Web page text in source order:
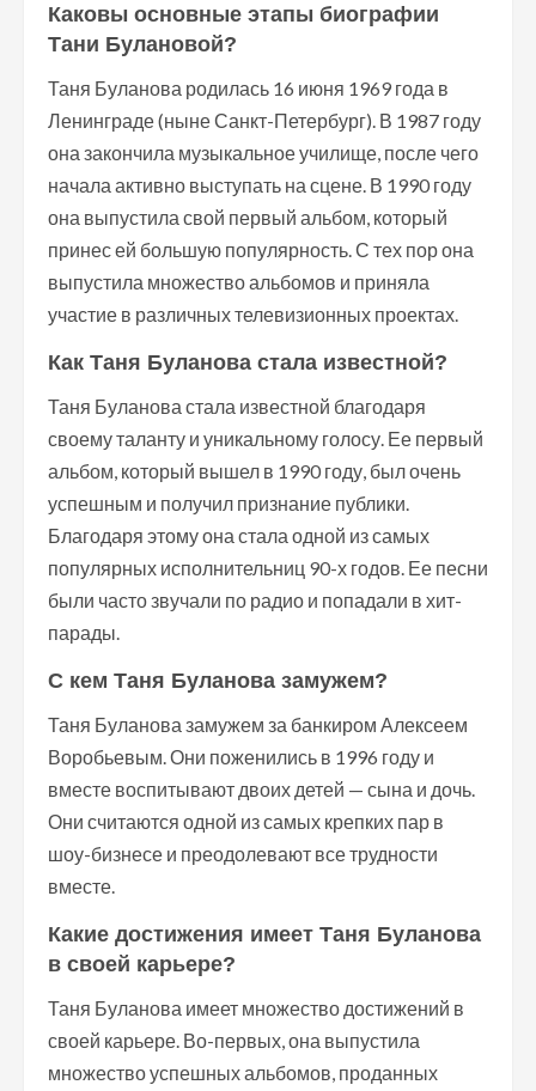
Каковы основные этапы биографии
Тани Булановой?
Таня Буланова родилась 16 июня 1969 года в
Ленинграде (ныне Санкт-Петербург). В 1987 году
она закончила музыкальное училище, после чего
начала активно выступать на сцене. В 1990 году
она выпустила свой первый альбом, который
принес ей большую популярность. С тех пор она
выпустила множество альбомов и приняла
участие в различных телевизионных проектах.
Как Таня Буланова стала известной?
Таня Буланова стала известной благодаря
своему таланту и уникальному голосу. Ее первый
альбом, который вышел в 1990 году, был очень
успешным и получил признание публики.
Благодаря этому она стала одной из самых
популярных исполнительниц 90-х годов. Ее песни
были часто звучали по радио и попадали в хит-
парады.
С кем Таня Буланова замужем?
Таня Буланова замужем за банкиром Алексеем
Воробьевым. Они поженились в 1996 году и
вместе воспитывают двоих детей — сына и дочь.
Они считаются одной из самых крепких пар в
шоу-бизнесе и преодолевают все трудности
вместе.
Какие достижения имеет Таня Буланова
в своей карьере?
Таня Буланова имеет множество достижений в
своей карьере. Во-первых, она выпустила
множество успешных альбомов, проданных